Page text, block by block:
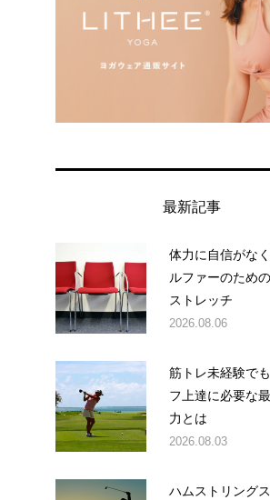
最新記事
体力に自信がな
ルファーのため
ストレッチ
2026.08.06
筋トレ未経験で
フ上達に必要な
力とは
2026.08.03
ハムストリング